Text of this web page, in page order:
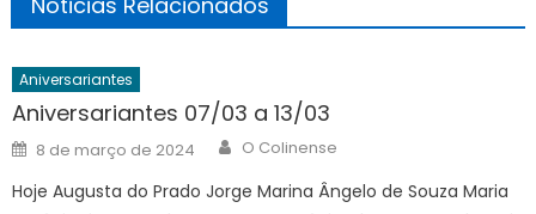
Aniversariantes
Aniversariantes 07/03 a 13/03
Posted
on
8 de março de 2024 Author
O Colinense
Hoje Augusta do Prado Jorge Marina Ângelo de Souza Maria